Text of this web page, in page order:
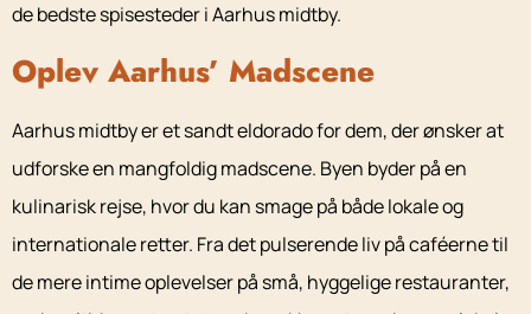
de bedste spisesteder i Aarhus midtby.
Oplev Aarhus’ Madscene
Aarhus midtby er et sandt eldorado for dem, der ønsker at
udforske en mangfoldig madscene. Byen byder på en
kulinarisk rejse, hvor du kan smage på både lokale og
internationale retter. Fra det pulserende liv på caféerne til
de mere intime oplevelser på små, hyggelige restauranter,